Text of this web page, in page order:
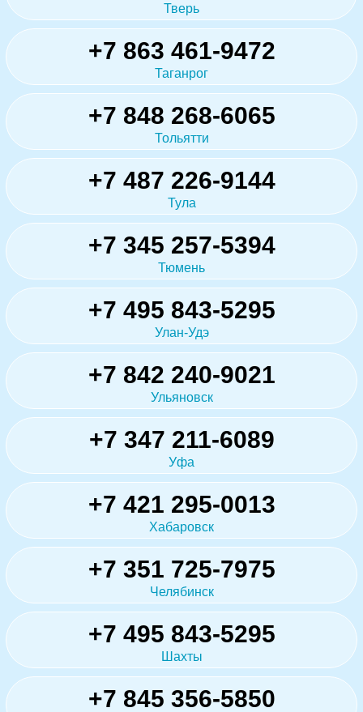
Тверь
+7 863 461-9472
Таганрог
+7 848 268-6065
Тольятти
+7 487 226-9144
Тула
+7 345 257-5394
Тюмень
+7 495 843-5295
Улан-Удэ
+7 842 240-9021
Ульяновск
+7 347 211-6089
Уфа
+7 421 295-0013
Хабаровск
+7 351 725-7975
Челябинск
+7 495 843-5295
Шахты
+7 845 356-5850